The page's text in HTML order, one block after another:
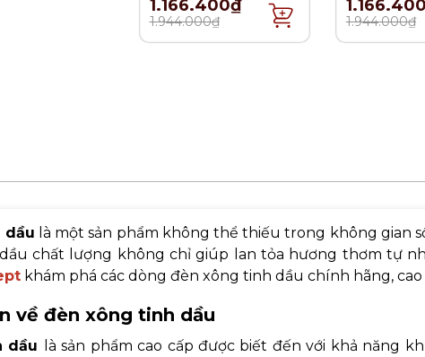
2 món - 380ml
1.166.400₫
1.944.000₫
2 món -
1.944.000₫
dầu là một sản phẩm không thể thiếu trong không gian
chất lượng không chỉ giúp lan tỏa hương thơm tự
khám phá các dòng đèn xông tinh dầu chính hãng,
về đèn xông tinh dầu
dầu
là sản phẩm cao cấp được biết đến với khả năng